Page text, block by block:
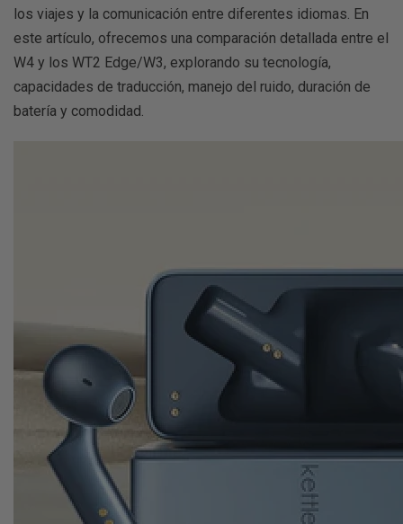
los viajes y la comunicación entre diferentes idiomas. En
este artículo, ofrecemos una comparación detallada entre el
W4 y los WT2 Edge/W3, explorando su tecnología,
capacidades de traducción, manejo del ruido, duración de
batería y comodidad.